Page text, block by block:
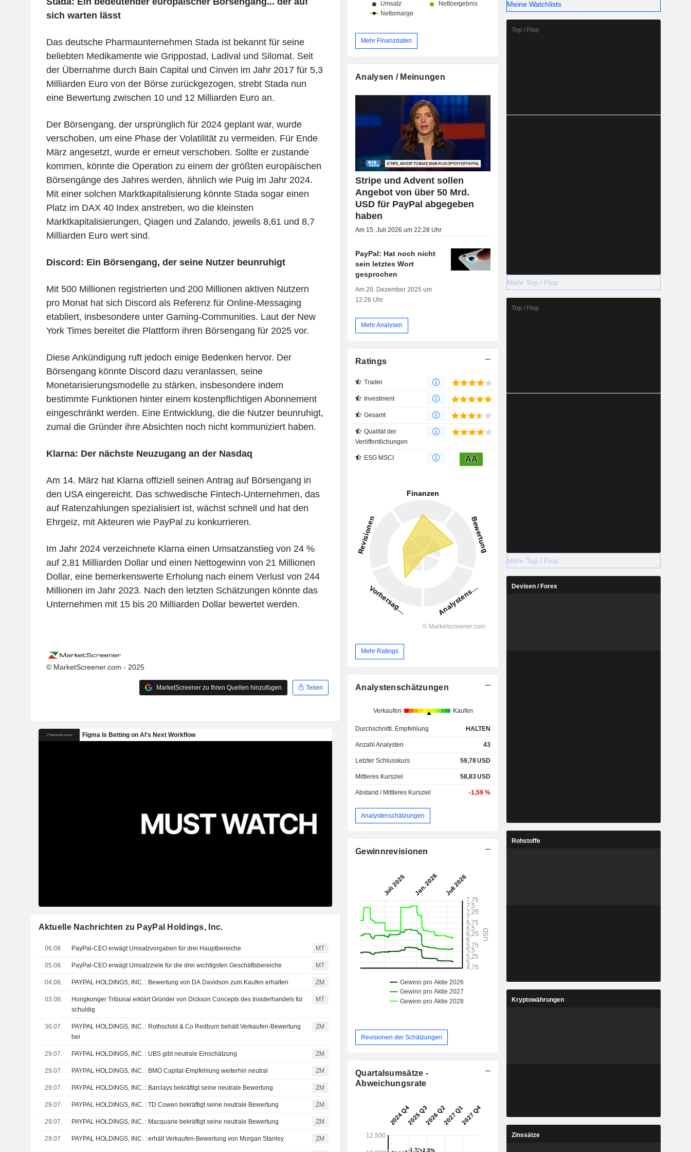
sich warten lässt
Das deutsche Pharmaunternehmen Stada ist bekannt für seine
beliebten Medikamente wie Grippostad, Ladival und Silomat. Seit
der Übernahme durch Bain Capital und Cinven im Jahr 2017 für 5,3
Milliarden Euro von der Börse zurückgezogen, strebt Stada nun
eine Bewertung zwischen 10 und 12 Milliarden Euro an.
Der Börsengang, der ursprünglich für 2024 geplant war, wurde
verschoben, um eine Phase der Volatilität zu vermeiden. Für Ende
März angesetzt, wurde er erneut verschoben. Sollte er zustande
kommen, könnte die Operation zu einem der größten europäischen
Börsengänge des Jahres werden, ähnlich wie Puig im Jahr 2024.
Mit einer solchen Marktkapitalisierung könnte Stada sogar einen
Platz im DAX 40 Index anstreben, wo die kleinsten
Marktkapitalisierungen, Qiagen und Zalando, jeweils 8,61 und 8,7
Milliarden Euro wert sind.
Discord: Ein Börsengang, der seine Nutzer beunruhigt
Mit 500 Millionen registrierten und 200 Millionen aktiven Nutzern
pro Monat hat sich Discord als Referenz für Online-Messaging
etabliert, insbesondere unter Gaming-Communities. Laut der New
York Times bereitet die Plattform ihren Börsengang für 2025 vor.
Diese Ankündigung ruft jedoch einige Bedenken hervor. Der
Börsengang könnte Discord dazu veranlassen, seine
Monetarisierungsmodelle zu stärken, insbesondere indem
bestimmte Funktionen hinter einem kostenpflichtigen Abonnement
eingeschränkt werden. Eine Entwicklung, die die Nutzer beunruhigt,
zumal die Gründer ihre Absichten noch nicht kommuniziert haben.
Klarna: Der nächste Neuzugang an der Nasdaq
Am 14. März hat Klarna offiziell seinen Antrag auf Börsengang in
den USA eingereicht. Das schwedische Fintech-Unternehmen, das
auf Ratenzahlungen spezialisiert ist, wächst schnell und hat den
Ehrgeiz, mit Akteuren wie PayPal zu konkurrieren.
Im Jahr 2024 verzeichnete Klarna einen Umsatzanstieg von 24 %
auf 2,81 Milliarden Dollar und einen Nettogewinn von 21 Millionen
Dollar, eine bemerkenswerte Erholung nach einem Verlust von 244
Millionen im Jahr 2023. Nach den letzten Schätzungen könnte das
Unternehmen mit 15 bis 20 Milliarden Dollar bewertet werden.
© MarketScreener.com - 2025
MarketScreener zu Ihren Quellen hinzufügen Teilen
Aktuelle Nachrichten zu PayPal Holdings, Inc.
06.08. PayPal-CEO erwägt Umsatzvorgaben für drei Hauptbereiche MT
05.08. PayPal-CEO erwägt Umsatzziele für die drei wichtigsten Geschäftsbereiche MT
04.08. PAYPAL HOLDINGS, INC. : Bewertung von DA Davidson zum Kaufen erhalten ZM
03.08.
Hongkonger Tribunal erklärt Gründer von Dickson Concepts des Insiderhandels für
schuldig
MT
30.07.
PAYPAL HOLDINGS, INC. : Rothschild & Co Redburn behält Verkaufen-Bewertung
bei
ZM
29.07. PAYPAL HOLDINGS, INC. : UBS gibt neutrale Einschätzung ZM
29.07. PAYPAL HOLDINGS, INC. : BMO Capital-Empfehlung weiterhin neutral ZM
29.07. PAYPAL HOLDINGS, INC. : Barclays bekräftigt seine neutrale Bewertung ZM
29.07. PAYPAL HOLDINGS, INC. : TD Cowen bekräftigt seine neutrale Bewertung ZM
29.07. PAYPAL HOLDINGS, INC. : Macquarie bekräftigt seine neutrale Bewertung ZM
29.07. PAYPAL HOLDINGS, INC. : erhält Verkaufen-Bewertung von Morgan Stanley ZM
Mehr Finanzdaten
Analysen / Meinungen
Stripe und Advent sollen
Angebot von über 50 Mrd.
USD für PayPal abgegeben
haben
Am 15. Juli 2026 um 22:28 Uhr
PayPal: Hat noch nicht
sein letztes Wort
gesprochen
Am 20. Dezember 2025 um
12:26 Uhr
Mehr Analysen
Ratings
Trader
Investment
Gesamt
Qualität der
Veröffentlichungen
ESG MSCI AA
Mehr Ratings
Analystenschätzungen
Verkaufen Kaufen
Durchschnittl. Empfehlung HALTEN
Anzahl Analysten 43
Letzter Schlusskurs 59,78USD
Mittleres Kursziel 58,83USD
Abstand / Mittleres Kursziel -1,59 %
Analystenschätzungen
Gewinnrevisionen
Revisionen der Schätzungen
Quartalsumsätze -
Abweichungsrate
Meine Watchlists
Top / Flop
Mehr Top / Flop
Top / Flop
Mehr Top / Flop
Devisen / Forex
Rohstoffe
Kryptowährungen
Zinssätze